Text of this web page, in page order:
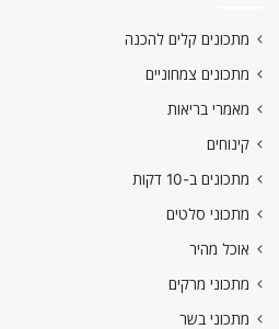
מתכונים קלים להכנה
מתכונים צמחוניים
מאמרי בריאות
קינוחים
מתכונים ב-10 דקות
מתכוני סלטים
אוכל מהיר
מתכוני מרקים
מתכוני בשר